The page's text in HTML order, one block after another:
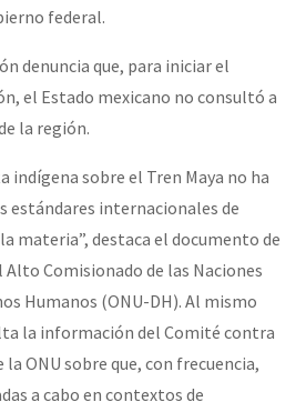
federal.
denuncia que, para iniciar el
el Estado mexicano no consultó a
la región.
indígena sobre el Tren Maya no ha
estándares internacionales de
materia”, destaca el documento de
Comisionado de las Naciones
Humanos (ONU-DH). Al mismo
la información del Comité contra
ONU sobre que, con frecuencia,
a cabo en contextos de